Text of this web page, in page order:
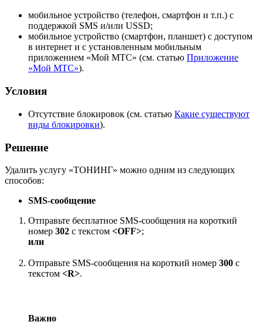
мобильное устройство (телефон, смартфон и т.п.) с
поддержкой SMS и/или USSD;
мобильное устройство (смартфон, планшет) с доступом
в интернет и с установленным мобильным
приложением «Мой МТС» (см. статью Приложение
«Мой МТС»).
Условия
Отсутствие блокировок (см. статью Какие существуют
виды блокировки).
Решение
Удалить услугу «ТОНИНГ» можно одним из следующих
способов:
SMS-сообщение
Отправьте бесплатное SMS-сообщения на короткий
номер 302 с текстом ˂OFF˃;
или
Отправьте SMS-сообщения на короткий номер 300 с
текстом ˂R˃.
Важно